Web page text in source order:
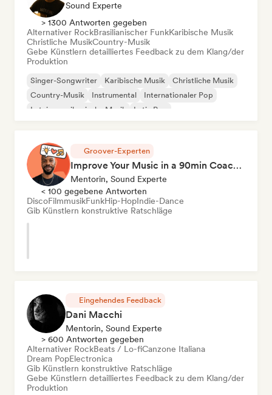
Sound Experte
> 1300 Antworten gegeben
Alternativer RockBrasilianischer FunkKaribische Musik
Christliche MusikCountry-Musik
Gebe Künstlern detailliertes Feedback zu dem Klang/der
Produktion
Singer-Songwriter Karibische Musik
Christliche Musik
Country-Musik
Instrumental
Internationaler Pop
Lateinamerikanische Musik
Latin Pop
Groover-Experten
Improve Your Music in a 90min Coaching Session
Mentorin, Sound Experte
< 100 gegebene Antworten
DiscoFilmmusikFunkHip-HopIndie-Dance
Gib Künstlern konstruktive Ratschläge
Eingehendes Feedback
Dani Macchi
Mentorin, Sound Experte
> 600 Antworten gegeben
Alternativer RockBeats / Lo-fiCanzone Italiana
Dream PopElectronica
Gib Künstlern konstruktive Ratschläge
Gebe Künstlern detailliertes Feedback zu dem Klang/der
Produktion